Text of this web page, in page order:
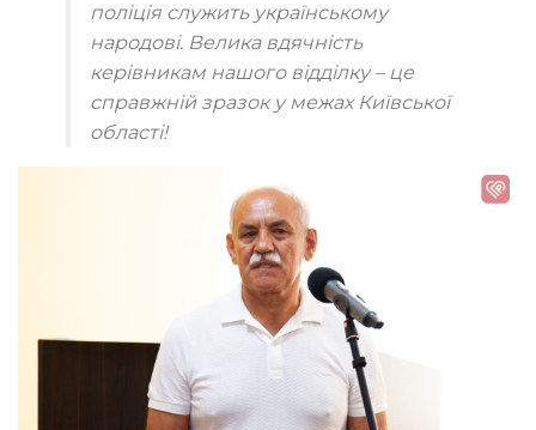
поліція служить українському
народові. Велика вдячність
керівникам нашого відділку – це
справжній зразок у межах Київської
області!